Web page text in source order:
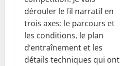
dérouler le fil narratif en
trois axes: le parcours et
les conditions, le plan
d’entraînement et les
détails techniques qui ont